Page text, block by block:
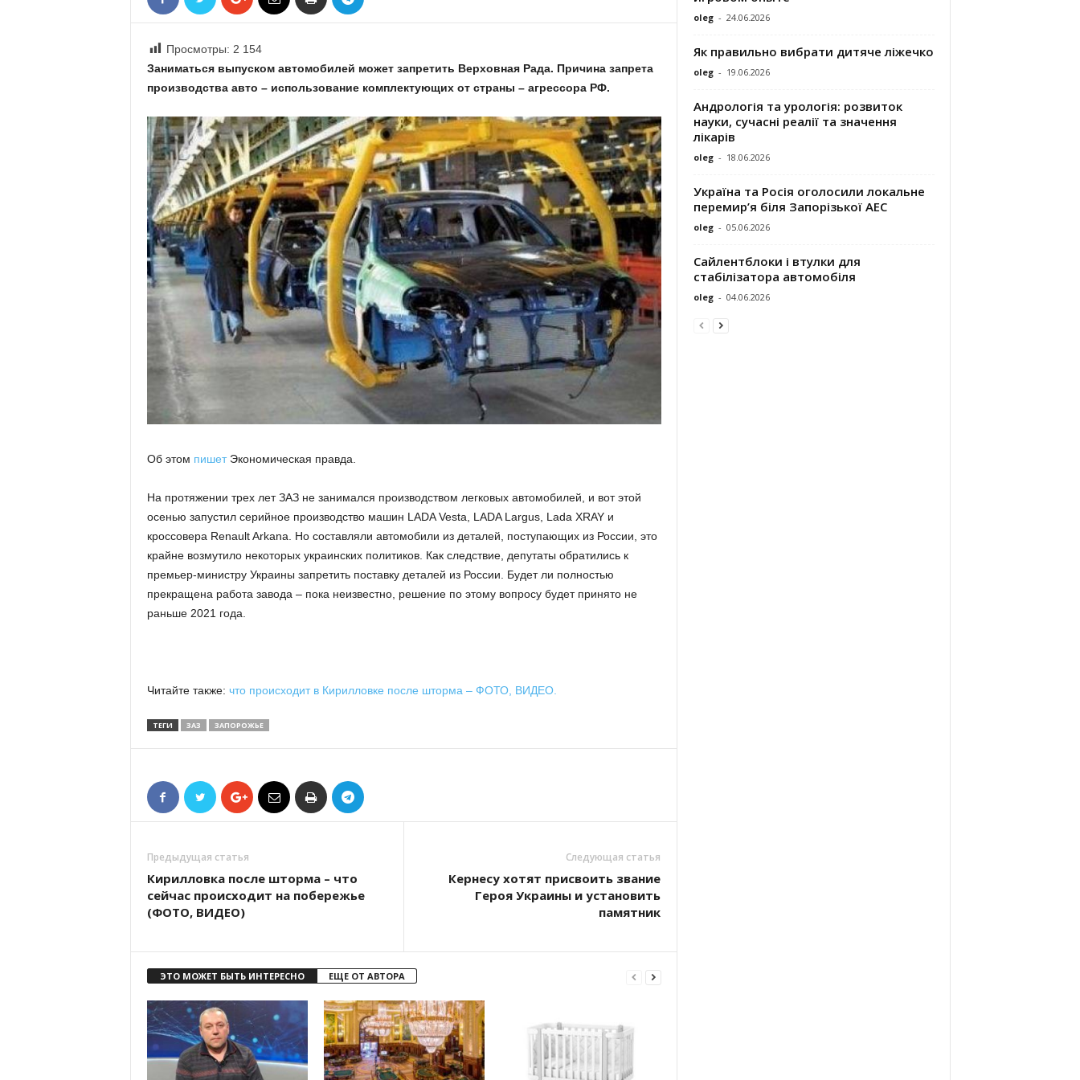
Просмотры: 2 154
Заниматься выпуском автомобилей может запретить Верховная Рада. Причина запрета
производства авто – использование комплектующих от страны – агрессора РФ.
Об этом пишетЭкономическая правда.
На протяжении трех лет ЗАЗ не занимался производством легковых автомобилей, и вот этой
осенью запустил серийное производство машин LADA Vesta, LADA Largus, Lada XRAY и
кроссовера Renault Arkana. Но составляли автомобили из деталей, поступающих из России, это
крайне возмутило некоторых украинских политиков. Как следствие, депутаты обратились к
премьер-министру Украины запретить поставку деталей из России. Будет ли полностью
прекращена работа завода – пока неизвестно, решение по этому вопросу будет принято не
раньше 2021 года.
Читайте также: что происходит в Кирилловке после шторма – ФОТО, ВИДЕО.
ТЕГИ ЗАЗ ЗАПОРОЖЬЕ
Предыдущая статья
Кирилловка после шторма – что
сейчас происходит на побережье
(ФОТО, ВИДЕО)
Следующая статья
Кернесу хотят присвоить звание
Героя Украины и установить
памятник
ЭТО МОЖЕТ БЫТЬ ИНТЕРЕСНО ЕЩЕ ОТ АВТОРА
oleg - 24.06.2026
Як правильно вибрати дитяче ліжечко
oleg - 19.06.2026
Андрологія та урологія: розвиток
науки, сучасні реалії та значення
лікарів
oleg - 18.06.2026
Україна та Росія оголосили локальне
перемир’я біля Запорізької АЕС
oleg - 05.06.2026
Сайлентблоки і втулки для
стабілізатора автомобіля
oleg - 04.06.2026